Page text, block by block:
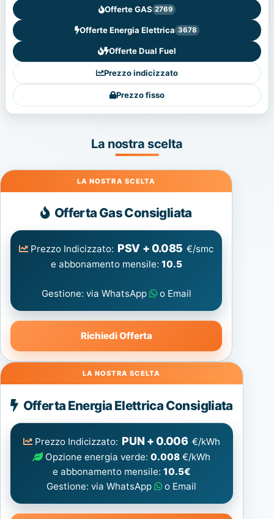
Offerte GAS 2769
Offerte Energia Elettrica 3678
Offerte Dual Fuel
Prezzo indicizzato
Prezzo fisso
La nostra scelta
Gas
Offerta Gas Consigliata
Prezzo Indicizzato: PSV + 0.085 €/smc
e abbonamento mensile: 10.5
Gestione: via WhatsApp o Email
Richiedi Offerta
Energia
Elettrica
consigliata
Offerta Energia Elettrica Consigliata
Prezzo Indicizzato: PUN + 0.006 €/kWh
Opzione energia verde:0.008 €/kWh
e abbonamento mensile: 10.5€
Gestione: via WhatsApp
o Email